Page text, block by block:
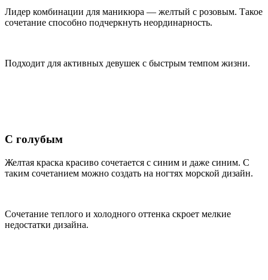
Лидер комбинации для маникюра — желтый с розовым. Такое
сочетание способно подчеркнуть неординарность.
Подходит для активных девушек с быстрым темпом жизни.
С голубым
Желтая краска красиво сочетается с синим и даже синим. С
таким сочетанием можно создать на ногтях морской дизайн.
Сочетание теплого и холодного оттенка скроет мелкие
недостатки дизайна.